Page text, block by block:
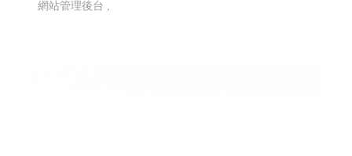
網站管理後台 ,